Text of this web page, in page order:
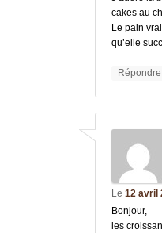
cakes au
Le pain
qu’elle
Répondre
Le 12 avril
Bonjour,
les